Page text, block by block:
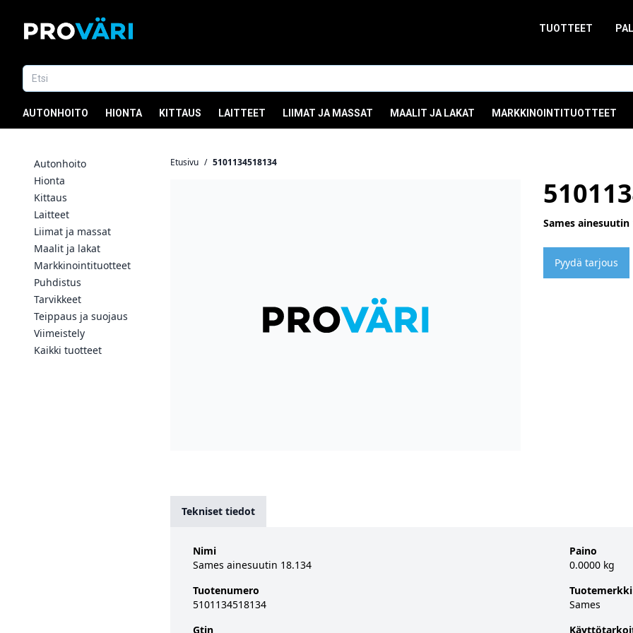
TUOTTEET
AUTONHOITO HIONTA KITTAUS LAITTEET LIIMAT JA MASSAT MAALIT JA LAKAT MARKKINOINTITUOTTEET
Autonhoito
Hionta
Kittaus
Laitteet
Liimat ja massat
Maalit ja lakat
Markkinointituotteet
Puhdistus
Tarvikkeet
Teippaus ja suojaus
Viimeistely
Kaikki tuotteet
Etusivu / 5101134518134
Sames ainesuutin
Pyydä tarjous
Tekniset tiedot
Nimi
Sames ainesuutin 18.134
Tuotenumero
5101134518134
Gtin
Paino
0.0000 kg
Tuotemerkki
Sames